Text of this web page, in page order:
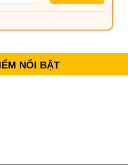
NỔI BẬT